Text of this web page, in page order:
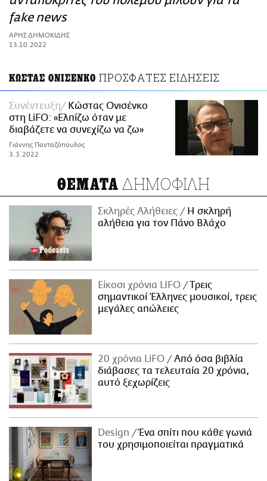
ΑΜΠΑ
PRINT
fake news
ΑΡΗΣ ΔΗΜΟΚΙΔΗΣ
13.10.2022
ΚΩΣΤΑΣ ΟΝΙΣΕΝΚΟ ΠΡΟΣΦΑΤΕΣ ΕΙΔΗΣΕΙΣ
Συνέντευξη
Κώστας Ονισένκο
στη LiFO: «Ελπίζω όταν με
διαβάζετε να συνεχίζω να ζω»
Γιάννης Πανταζόπουλος
3.3.2022
ΘΕΜΑΤΑ ΔΗΜΟΦΙΛΗ
Σκληρές Αλήθειες
H σκληρή
αλήθεια για τον Πάνο Βλάχο
Είκοσι χρόνια LIFO
Tρεις
σημαντικοί Έλληνες μουσικοί, τρεις
μεγάλες απώλειες
20 χρόνια LiFO
Από όσα βιβλία
διάβασες τα τελευταία 20 χρόνια,
αυτό ξεχωρίζεις
Design
Ένα σπίτι που κάθε γωνιά
του χρησιμοποιείται πραγματικά